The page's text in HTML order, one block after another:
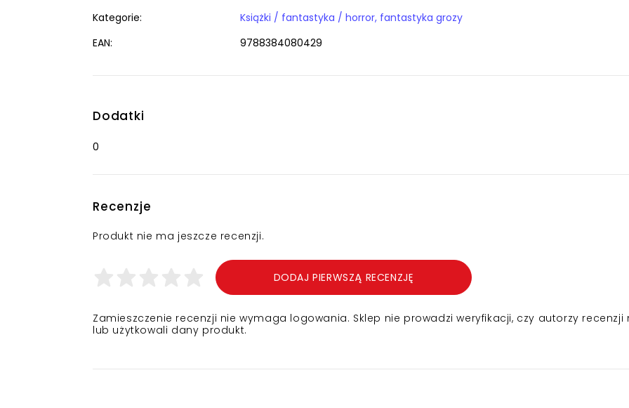
Kategorie:
Książki / fantastyka / horror, fantastyka grozy
EAN:
9788384080429
Dodatki
0
Recenzje
Produkt nie ma jeszcze recenzji.
DODAJ PIERWSZĄ RECENZJĘ
Zamieszczenie recenzji nie wymaga logowania. Sklep nie prowadzi weryfikacji, czy autorzy recenzji
lub użytkowali dany produkt.